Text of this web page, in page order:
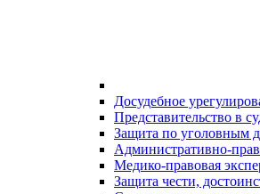
Досудебное
Представительство в
Защита по уголовным
Административно-
Медико-правовая
Защита чести,